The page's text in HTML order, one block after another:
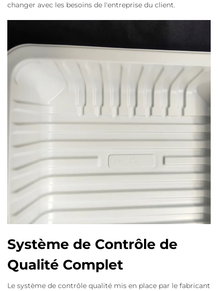
changer avec les besoins de l'entreprise du client.
Système de Contrôle de
Qualité Complet
Le système de contrôle qualité mis en place par le fabricant